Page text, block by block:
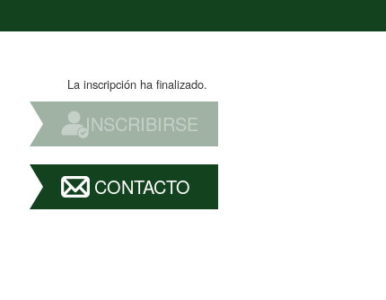
La inscripción ha finalizado.
INSCRIBIRSE
CONTACTO